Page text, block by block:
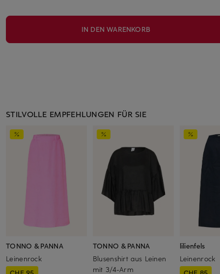
IN DEN WARENKORB
STILVOLLE EMPFEHLUNGEN FÜR SIE
TONNO & PANNA
Leinenrock
TONNO & PANNA
Blusenshirt aus Leinen
mit 3/4-Arm
lilienfels
Leinenrock